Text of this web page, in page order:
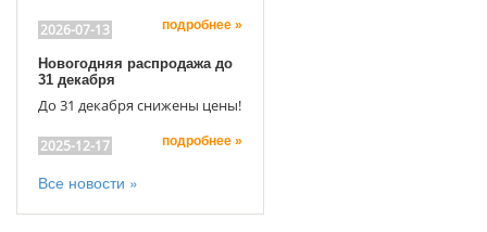
2026-07-13 подробнее »
Новогодняя распродажа до
31 декабря
До 31 декабря снижены цены!
2025-12-17 подробнее »
Все новости »